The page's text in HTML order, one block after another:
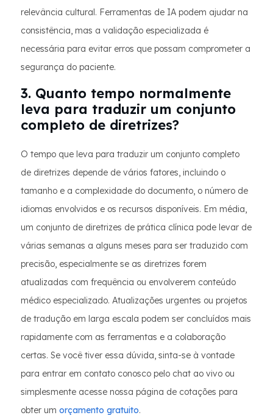
relevância cultural. Ferramentas de IA podem ajudar na
consistência, mas a validação especializada é
necessária para evitar erros que possam comprometer a
segurança do paciente.
3. Quanto tempo normalmente
leva para traduzir um conjunto
completo de diretrizes?
O tempo que leva para traduzir um conjunto completo
de diretrizes depende de vários fatores, incluindo o
tamanho e a complexidade do documento, o número de
idiomas envolvidos e os recursos disponíveis. Em média,
um conjunto de diretrizes de prática clínica pode levar de
várias semanas a alguns meses para ser traduzido com
precisão, especialmente se as diretrizes forem
atualizadas com frequência ou envolverem conteúdo
médico especializado. Atualizações urgentes ou projetos
de tradução em larga escala podem ser concluídos mais
rapidamente com as ferramentas e a colaboração
certas. Se você tiver essa dúvida, sinta-se à vontade
para entrar em contato conosco pelo chat ao vivo ou
simplesmente acesse nossa página de cotações para
obter um orçamento gratuito.